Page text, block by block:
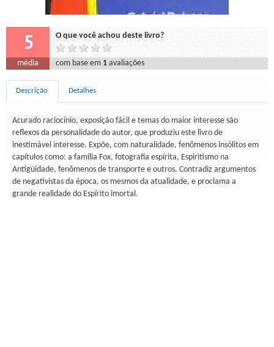
5 O que você achou deste livro?
média com base em 1 avaliações
Descrição Detalhes
Acurado raciocínio, exposição fácil e temas do maior interesse são
reflexos da personalidade do autor, que produziu este livro de
inestimável interesse. Expõe, com naturalidade, fenômenos insólitos em
capítulos como: a família Fox, fotografia espírita, Espiritismo na
Antigüidade, fenômenos de transporte e outros. Contradiz argumentos
de negativistas da época, os mesmos da atualidade, e proclama a
grande realidade do Espírito imortal.